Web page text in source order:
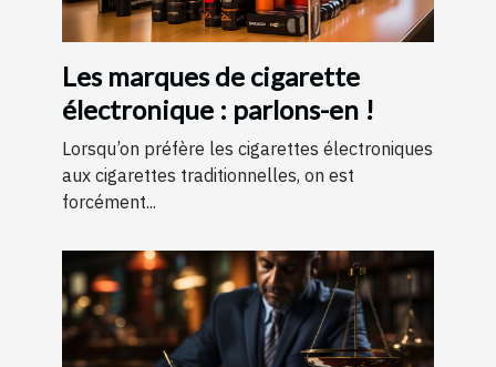
Les marques de cigarette
électronique : parlons-en !
Lorsqu’on préfère les cigarettes électroniques
aux cigarettes traditionnelles, on est
forcément...